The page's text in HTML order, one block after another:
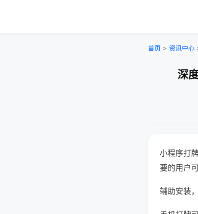
首页 > 资讯中心
深
小程序打
要的用户
辅助安装